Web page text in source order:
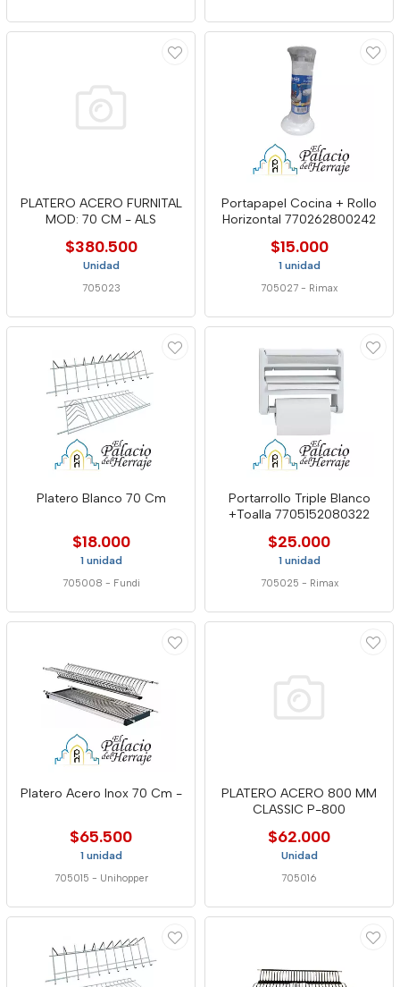
PLATERO ACERO FURNITAL
MOD: 70 CM - ALS
$380.500
Unidad
705023
Portapapel Cocina + Rollo
Horizontal 770262800242
$15.000
1 unidad
705027 - Rimax
Platero Blanco 70 Cm
$18.000
1 unidad
705008 - Fundi
Portarrollo Triple Blanco
+Toalla 7705152080322
$25.000
1 unidad
705025 - Rimax
Platero Acero Inox 70 Cm -
$65.500
1 unidad
705015 - Unihopper
PLATERO ACERO 800 MM
CLASSIC P-800
$62.000
Unidad
705016